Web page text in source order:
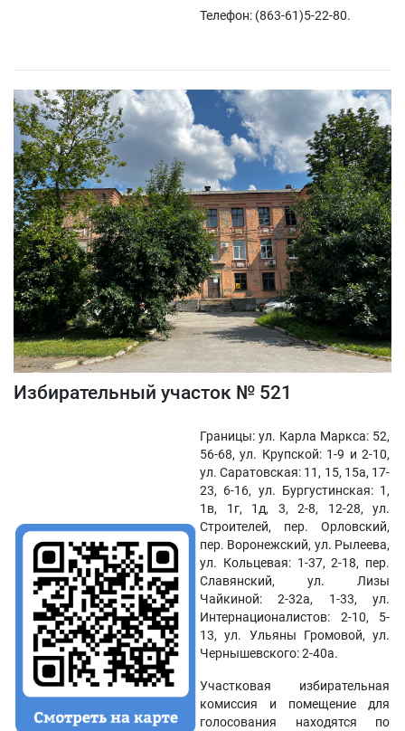
Телефон: (863-61)5-22-80.
Избирательный участок № 521
Границы: ул. Карла Маркса: 52,
56-68, ул. Крупской: 1-9 и 2-10,
ул. Саратовская: 11, 15, 15а, 17-
23, 6-16, ул. Бургустинская: 1,
1в, 1г, 1д, 3, 2-8, 12-28, ул.
Строителей, пер. Орловский,
пер. Воронежский, ул. Рылеева,
ул. Кольцевая: 1-37, 2-18, пер.
Славянский, ул. Лизы
Чайкиной: 2-32а, 1-33, ул.
Интернационалистов: 2-10, 5-
13, ул. Ульяны Громовой, ул.
Чернышевского: 2-40а.
Участковая избирательная
комиссия и помещение для
голосования находятся по